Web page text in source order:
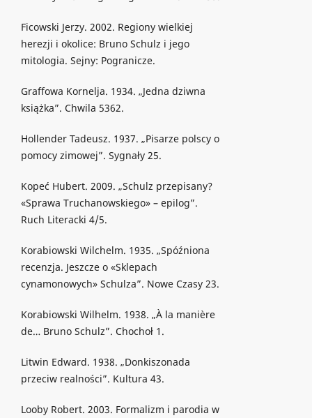
Ficowski Jerzy. 2002. Regiony wielkiej
herezji i okolice: Bruno Schulz i jego
mitologia. Sejny: Pogranicze.
Graffowa Kornelja. 1934. „Jedna dziwna
książka”. Chwila 5362.
Hollender Tadeusz. 1937. „Pisarze polscy o
pomocy zimowej”. Sygnały 25.
Kopeć Hubert. 2009. „Schulz przepisany?
«Sprawa Truchanowskiego» – epilog”.
Ruch Literacki 4/5.
Korabiowski Wilchelm. 1935. „Spóźniona
recenzja. Jeszcze o «Sklepach
cynamonowych» Schulza”. Nowe Czasy 23.
Korabiowski Wilhelm. 1938. „À la manière
de… Bruno Schulz”. Chochoł 1.
Litwin Edward. 1938. „Donkiszonada
przeciw realności”. Kultura 43.
Looby Robert. 2003. Formalizm i parodia w